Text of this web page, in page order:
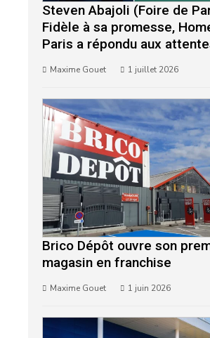
Steven Abajoli (Foire de
Fidèle à sa promesse,
Paris a répondu aux
Maxime Gouet 1 juillet 2026
Brico Dépôt ouvre son
magasin en franchise
Maxime Gouet 1 juin 2026